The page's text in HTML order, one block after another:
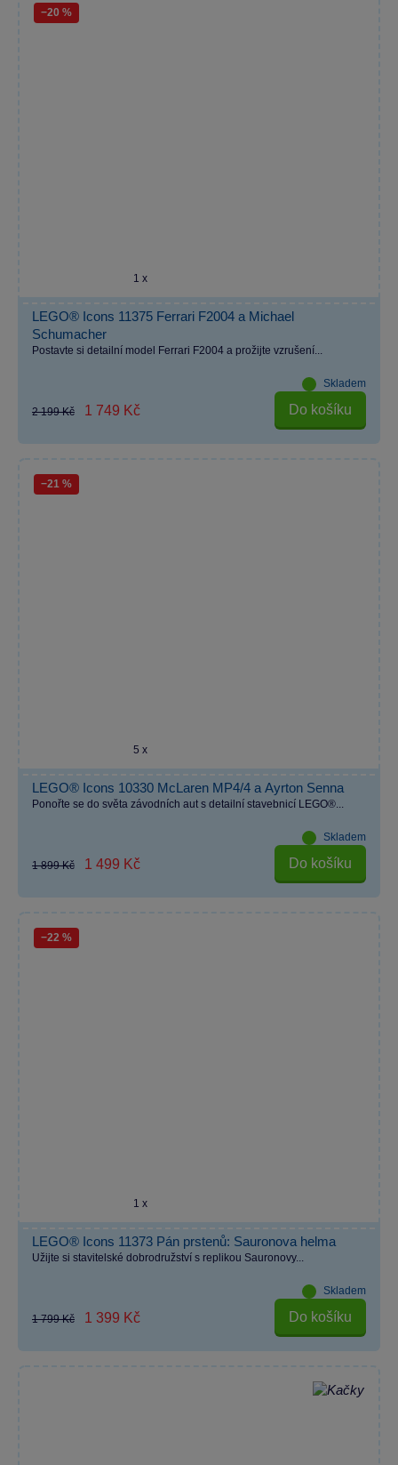
−20 %
1 x
LEGO® Icons 11375 Ferrari F2004 a Michael
Schumacher
Postavte si detailní model Ferrari F2004 a prožijte vzrušení...
Skladem
2 199 Kč 1 749 Kč Do košíku
−21 %
5 x
LEGO® Icons 10330 McLaren MP4/4 a Ayrton Senna
Ponořte se do světa závodních aut s detailní stavebnicí LEGO®...
Skladem
1 899 Kč 1 499 Kč Do košíku
−22 %
1 x
LEGO® Icons 11373 Pán prstenů: Sauronova helma
Užijte si stavitelské dobrodružství s replikou Sauronovy...
Skladem
1 799 Kč 1 399 Kč Do košíku